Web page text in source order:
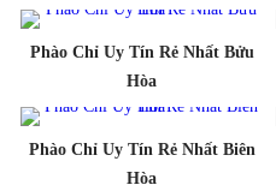
Phào Chỉ Uy Tín Rẻ Nhất Bửu
Hòa
Phào Chỉ Uy Tín Rẻ Nhất Biên
Hòa